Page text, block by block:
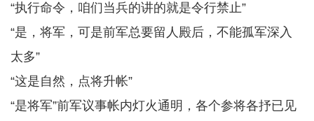
“执行命令，咱们当兵的讲的就是令行禁止”
“是，将军，可是前军总要留人殿后，不能孤军深入
太多”
“这是自然，点将升帐”
“是将军”前军议事帐内灯火通明，各个参将各抒已见